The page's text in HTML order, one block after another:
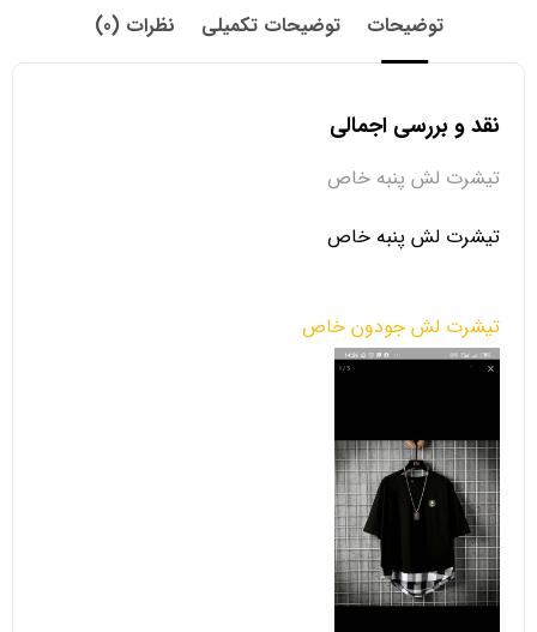
توضیحات توضیحات تکمیلی نظرات (0)
نقد و بررسی اجمالی
تیشرت لش پنبه خاص
تیشرت لش پنبه خاص
تیشرت لش جودون خاص